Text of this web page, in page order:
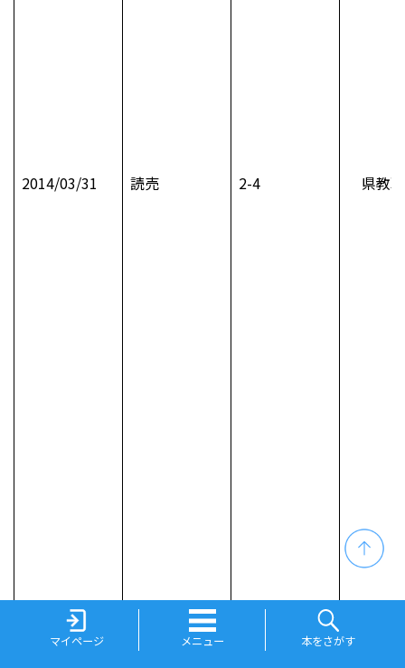
マイページ メニュー 本をさがす
2014/03/31 読売 2-4 県教